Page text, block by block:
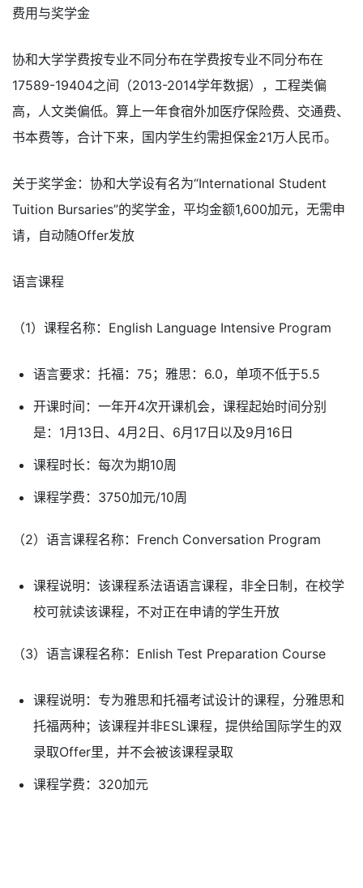
费用与奖学金
协和大学学费按专业不同分布在学费按专业不同分布在
17589-19404之间（2013-2014学年数据），工程类偏
高，人文类偏低。算上一年食宿外加医疗保险费、交通费、
书本费等，合计下来，国内学生约需担保金21万人民币。
关于奖学金：协和大学设有名为“International Student
Tuition Bursaries”的奖学金，平均金额1,600加元，无需申
请，自动随Offer发放
语言课程
（1）课程名称：English Language Intensive Program
语言要求：托福：75；雅思：6.0，单项不低于5.5
开课时间：一年开4次开课机会，课程起始时间分别
是：1月13日、4月2日、6月17日以及9月16日
课程时长：每次为期10周
课程学费：3750加元/10周
（2）语言课程名称：French Conversation Program
课程说明：该课程系法语语言课程，非全日制，在校学
校可就读该课程，不对正在申请的学生开放
（3）语言课程名称：Enlish Test Preparation Course
课程说明：专为雅思和托福考试设计的课程，分雅思和
托福两种；该课程并非ESL课程，提供给国际学生的双
录取Offer里，并不会被该课程录取
课程学费：320加元